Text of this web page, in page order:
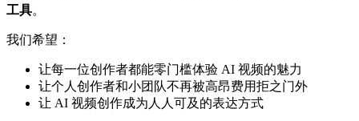
工具。
我们希望：
让每一位创作者都能零门槛体验 AI 视频的魅力
让个人创作者和小团队不再被高昂费用拒之门外
让 AI 视频创作成为人人可及的表达方式